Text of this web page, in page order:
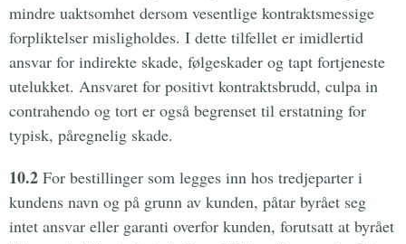
mindre uaktsomhet dersom vesentlige kontraktsmessige
forpliktelser misligholdes. I dette tilfellet er imidlertid
ansvar for indirekte skade, følgeskader og tapt fortjeneste
utelukket. Ansvaret for positivt kontraktsbrudd, culpa in
contrahendo og tort er også begrenset til erstatning for
typisk, påregnelig skade.
10.2 For bestillinger som legges inn hos tredjeparter i
kundens navn og på grunn av kunden, påtar byrået seg
intet ansvar eller garanti overfor kunden, forutsatt at byrået